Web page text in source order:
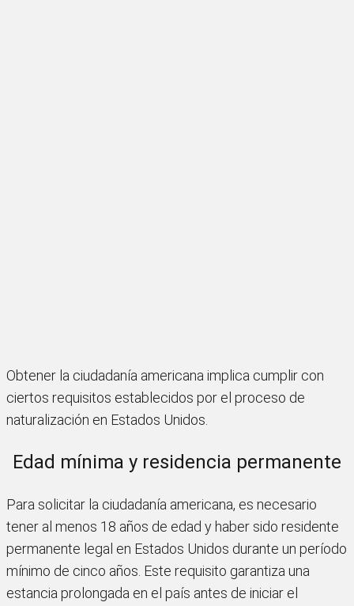
Obtener la ciudadanía americana implica cumplir con
ciertos requisitos establecidos por el proceso de
naturalización en Estados Unidos.
Edad mínima y residencia permanente
Para solicitar la ciudadanía americana, es necesario
tener al menos 18 años de edad y haber sido residente
permanente legal en Estados Unidos durante un período
mínimo de cinco años. Este requisito garantiza una
estancia prolongada en el país antes de iniciar el